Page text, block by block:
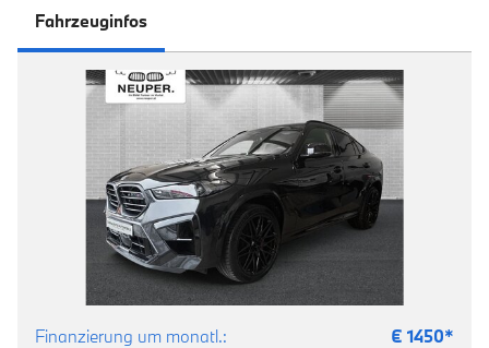
Fahrzeuginfos
Finanzierung um monatl.: € 1450*